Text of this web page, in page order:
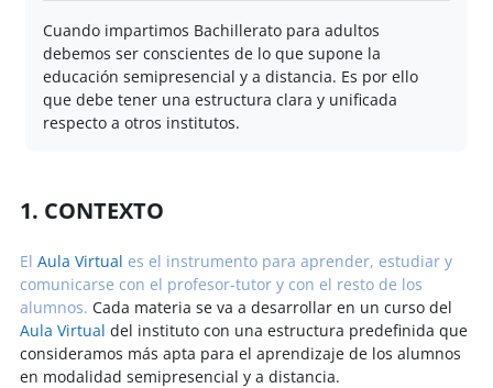
Cuando impartimos Bachillerato para adultos
debemos ser conscientes de lo que supone la
educación semipresencial y a distancia. Es por ello
que debe tener una estructura clara y unificada
respecto a otros institutos.
1. CONTEXTO
El Aula Virtual es el instrumento para aprender, estudiar y
comunicarse con el profesor-tutor y con el resto de los
alumnos. Cada materia se va a desarrollar en un curso del
Aula Virtual del instituto con una estructura predefinida que
consideramos más apta para el aprendizaje de los alumnos
en modalidad semipresencial y a distancia.